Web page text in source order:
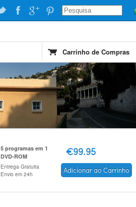
Carrinho de Compras
5 programas em 1
DVD-ROM
Entrega Gratuita
Envio em 24h
€99.95
Adicionar ao Carrinho